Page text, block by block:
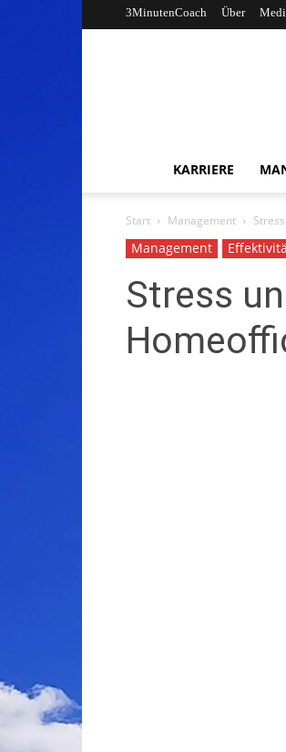
3MinutenCoach Über
KARRIERE
Start Management
Management
Stress